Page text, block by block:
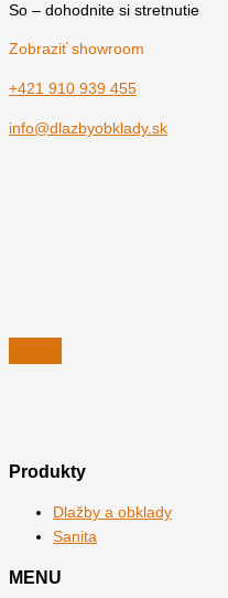
So – dohodnite si stretnutie
Zobraziť showroom
+421 910 939 455
info@dlazbyobklady.sk
Produkty
Dlažby a obklady
Sanita
MENU